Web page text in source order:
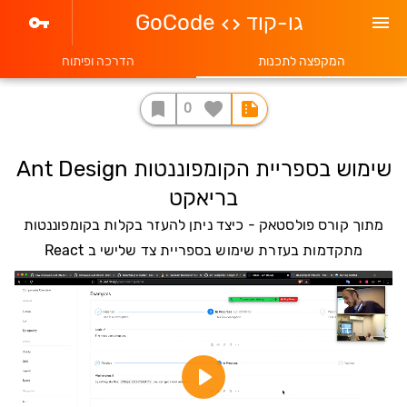
גו-קוד GoCode
המקפצה לתכנות הדרכה ופיתוח
0
שימוש בספריית הקומפוננטות Ant Design
בריאקט
מתוך קורס פולסטאק - כיצד ניתן להעזר בקלות בקומפוננטות
מתקדמות בעזרת שימוש בספריית צד שלישי ב React
Play